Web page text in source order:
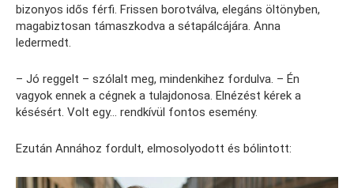
bizonyos idős férfi. Frissen borotválva, elegáns öltönyben,
magabiztosan támaszkodva a sétapálcájára. Anna
ledermedt.
– Jó reggelt – szólalt meg, mindenkihez fordulva. – Én
vagyok ennek a cégnek a tulajdonosa. Elnézést kérek a
késésért. Volt egy… rendkívül fontos esemény.
Ezután Annához fordult, elmosolyodott és bólintott: